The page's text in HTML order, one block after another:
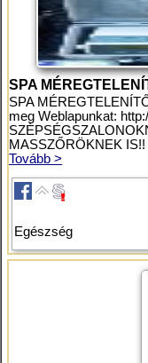
SPA
SPA
meg Weblapunkat:
MASSZŐRÖKNEK IS!!
Tovább >
Egészség